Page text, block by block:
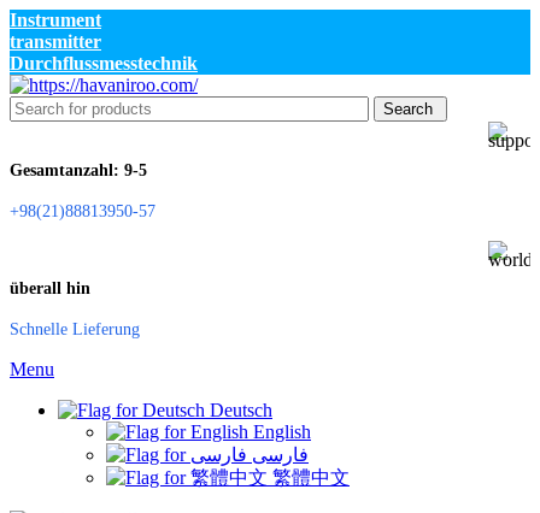
Instrument
transmitter
Durchflussmesstechnik
Search
Gesamtanzahl: 9-5
+98(21)88813950-57
überall hin
Schnelle Lieferung
Menu
Deutsch
English
فارسی
繁體中文